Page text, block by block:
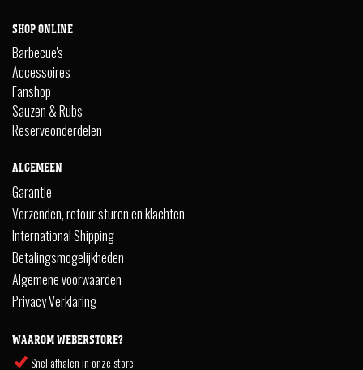
SHOP ONLINE
Barbecue's
Accessoires
Fanshop
Sauzen & Rubs
Reserveonderdelen
ALGEMEEN
Garantie
Verzenden, retour sturen en klachten
International Shipping
Betalingsmogelijkheden
Algemene voorwaarden
Privacy Verklaring
WAAROM WEBERSTORE?
Snel afhalen in onze store